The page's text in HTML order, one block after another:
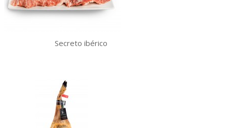
Secreto ibérico